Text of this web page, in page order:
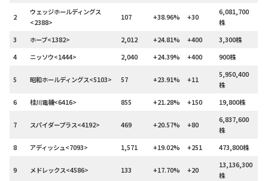
2
ウェッジホールディングス
<2388>
107 +38.96% +30
6,081,700
株
3
ホーブ<1382> 2,012 +24.81% +400
3,300株
4
ニッソウ<1444> 2,040 +24.39% +400 900株
5 昭和ホールディングス<5103> 57 +23.91% +11
5,950,400
株
6
桂川電機<6416> 855 +21.28% +150 19,800株
7 スパイダープラス<4192> 469 +20.57% +80
6,837,600
株
8
アディッシュ<7093> 1,571 +19.02% +251 473,800株
9 メドレックス<4586> 133 +17.70% +20
13,136,300
株